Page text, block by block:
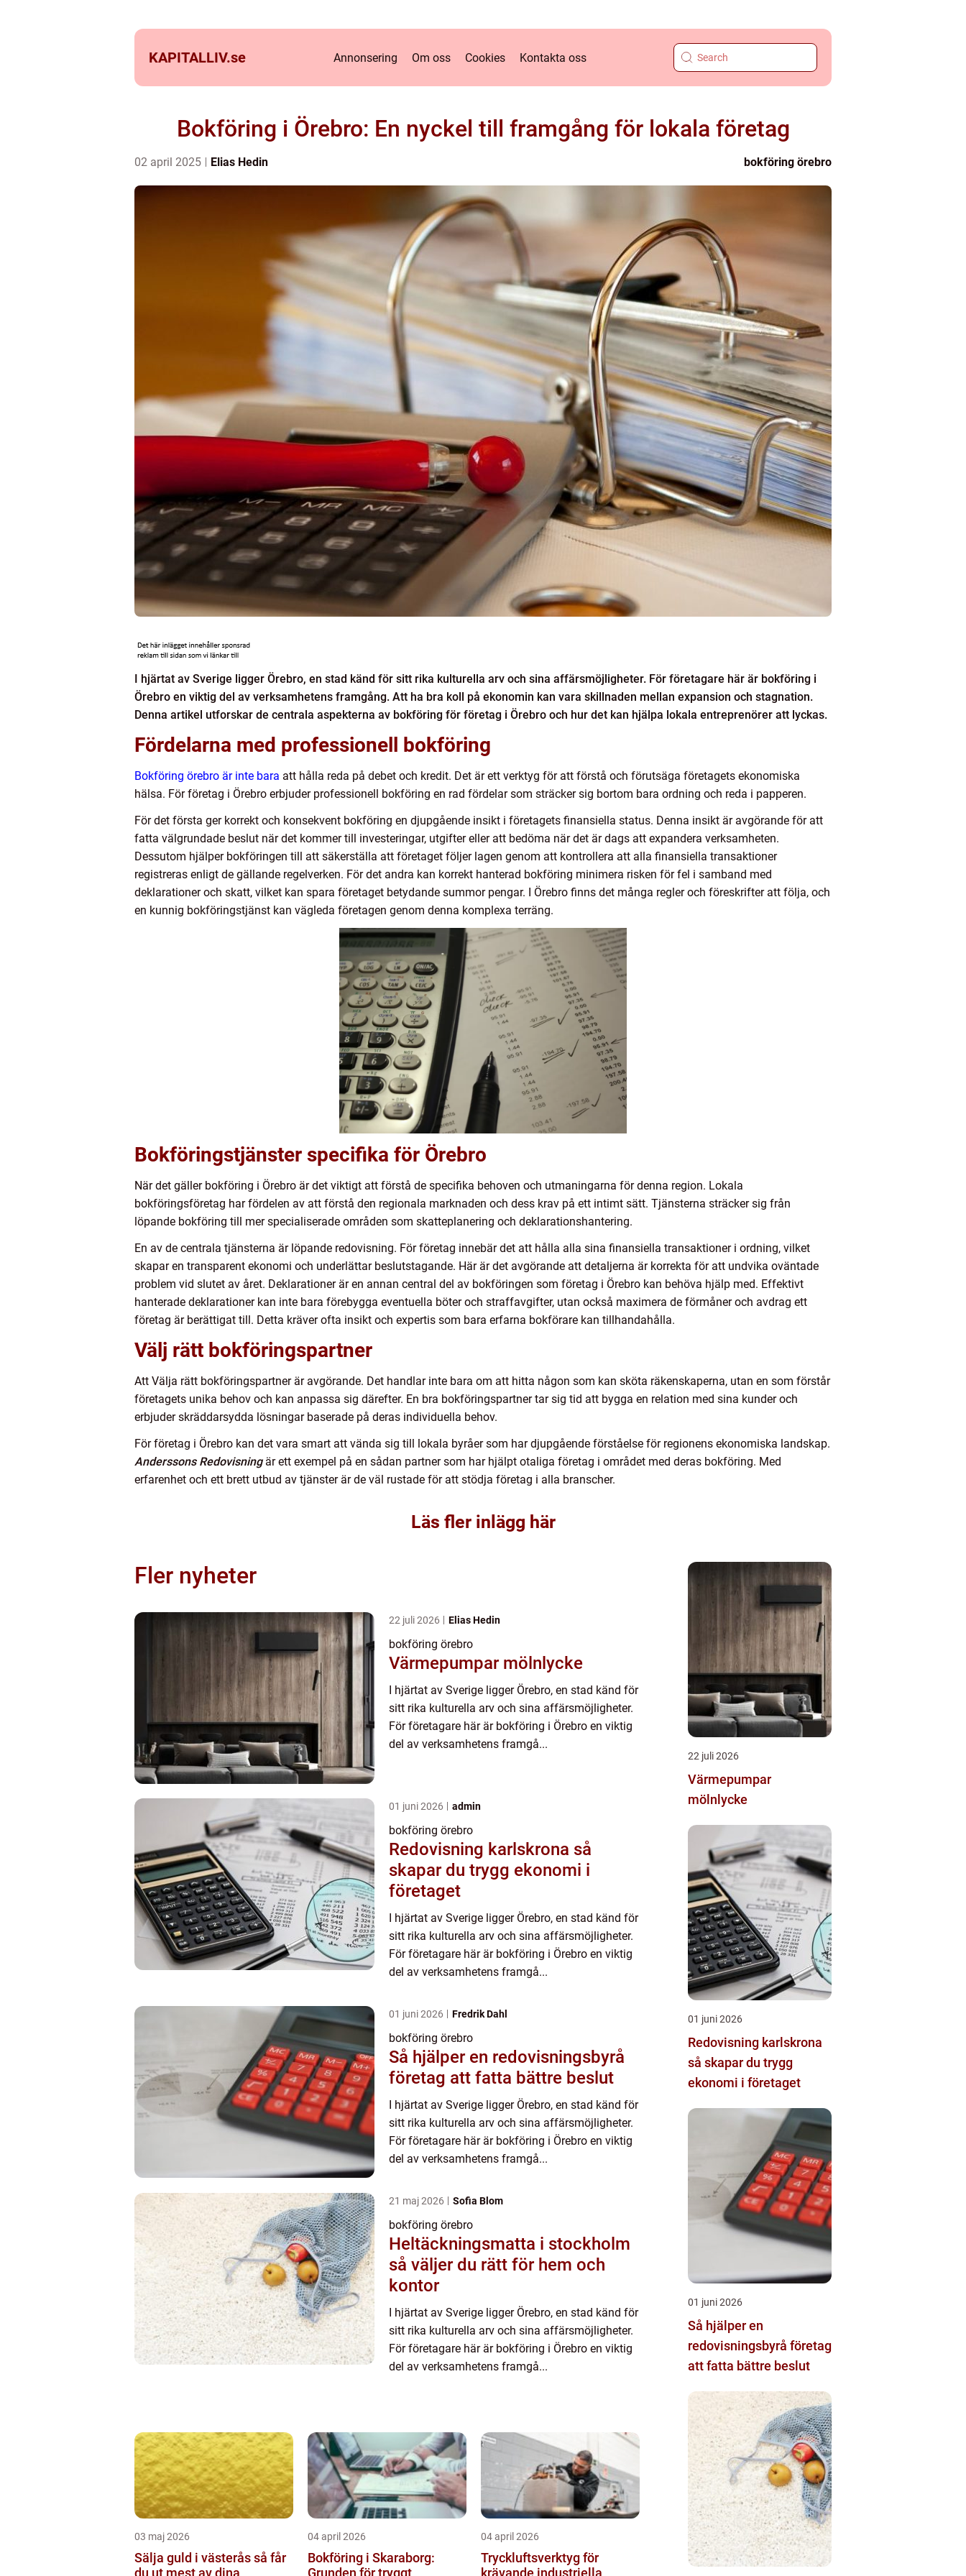
KAPITALLIV.se Annonsering Om oss Cookies Kontakta oss
Bokföring i Örebro: En nyckel till framgång för lokala företag
02 april 2025 Elias Hedin bokföring örebro
I hjärtat av Sverige ligger Örebro, en stad känd för sitt rika kulturella arv och sina affärsmöjligheter. För företagare här är bokföring i
Örebro en viktig del av verksamhetens framgång. Att ha bra koll på ekonomin kan vara skillnaden mellan expansion och stagnation.
Denna artikel utforskar de centrala aspekterna av bokföring för företag i Örebro och hur det kan hjälpa lokala entreprenörer att lyckas.
Fördelarna med professionell bokföring
Bokföring örebro är inte bara att hålla reda på debet och kredit. Det är ett verktyg för att förstå och förutsäga företagets ekonomiska
hälsa. För företag i Örebro erbjuder professionell bokföring en rad fördelar som sträcker sig bortom bara ordning och reda i papperen.
För det första ger korrekt och konsekvent bokföring en djupgående insikt i företagets finansiella status. Denna insikt är avgörande för att
fatta välgrundade beslut när det kommer till investeringar, utgifter eller att bedöma när det är dags att expandera verksamheten.
Dessutom hjälper bokföringen till att säkerställa att företaget följer lagen genom att kontrollera att alla finansiella transaktioner
registreras enligt de gällande regelverken. För det andra kan korrekt hanterad bokföring minimera risken för fel i samband med
deklarationer och skatt, vilket kan spara företaget betydande summor pengar. I Örebro finns det många regler och föreskrifter att följa, och
en kunnig bokföringstjänst kan vägleda företagen genom denna komplexa terräng.
Bokföringstjänster specifika för Örebro
När det gäller bokföring i Örebro är det viktigt att förstå de specifika behoven och utmaningarna för denna region. Lokala
bokföringsföretag har fördelen av att förstå den regionala marknaden och dess krav på ett intimt sätt. Tjänsterna sträcker sig från
löpande bokföring till mer specialiserade områden som skatteplanering och deklarationshantering.
En av de centrala tjänsterna är löpande redovisning. För företag innebär det att hålla alla sina finansiella transaktioner i ordning, vilket
skapar en transparent ekonomi och underlättar beslutstagande. Här är det avgörande att detaljerna är korrekta för att undvika oväntade
problem vid slutet av året. Deklarationer är en annan central del av bokföringen som företag i Örebro kan behöva hjälp med. Effektivt
hanterade deklarationer kan inte bara förebygga eventuella böter och straffavgifter, utan också maximera de förmåner och avdrag ett
företag är berättigat till. Detta kräver ofta insikt och expertis som bara erfarna bokförare kan tillhandahålla.
Välj rätt bokföringspartner
Att Välja rätt bokföringspartner är avgörande. Det handlar inte bara om att hitta någon som kan sköta räkenskaperna, utan en som förstår
företagets unika behov och kan anpassa sig därefter. En bra bokföringspartner tar sig tid att bygga en relation med sina kunder och
erbjuder skräddarsydda lösningar baserade på deras individuella behov.
För företag i Örebro kan det vara smart att vända sig till lokala byråer som har djupgående förståelse för regionens ekonomiska landskap.
Anderssons Redovisningär ett exempel på en sådan partner som har hjälpt otaliga företag i området med deras bokföring. Med
erfarenhet och ett brett utbud av tjänster är de väl rustade för att stödja företag i alla branscher.
Läs fler inlägg här
Fler nyheter
22 juli 2026 Elias Hedin
bokföring örebro
Värmepumpar mölnlycke
I hjärtat av Sverige ligger Örebro, en stad känd för
sitt rika kulturella arv och sina affärsmöjligheter.
För företagare här är bokföring i Örebro en viktig
del av verksamhetens framgå...
01 juni 2026 admin
bokföring örebro
Redovisning karlskrona så
skapar du trygg ekonomi i
företaget
I hjärtat av Sverige ligger Örebro, en stad känd för
sitt rika kulturella arv och sina affärsmöjligheter.
För företagare här är bokföring i Örebro en viktig
del av verksamhetens framgå...
01 juni 2026 Fredrik Dahl
bokföring örebro
Så hjälper en redovisningsbyrå
företag att fatta bättre beslut
I hjärtat av Sverige ligger Örebro, en stad känd för
sitt rika kulturella arv och sina affärsmöjligheter.
För företagare här är bokföring i Örebro en viktig
del av verksamhetens framgå...
21 maj 2026 Sofia Blom
bokföring örebro
Heltäckningsmatta i stockholm
så väljer du rätt för hem och
kontor
I hjärtat av Sverige ligger Örebro, en stad känd för
sitt rika kulturella arv och sina affärsmöjligheter.
För företagare här är bokföring i Örebro en viktig
del av verksamhetens framgå...
03 maj 2026
Sälja guld i västerås så får
04 april 2026
Bokföring i Skaraborg:
04 april 2026
Tryckluftsverktyg för
22 juli 2026
Värmepumpar
mölnlycke
01 juni 2026
Redovisning karlskrona
så skapar du trygg
ekonomi i företaget
01 juni 2026
Så hjälper en
redovisningsbyrå företag
att fatta bättre beslut